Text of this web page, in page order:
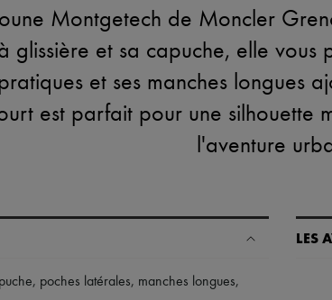
Montgetech de Moncler
glissière et sa capuche, elle vous
et ses manches longues
est parfait pour une silhouette
l'aventure
, poches latérales, manches longues,
LES